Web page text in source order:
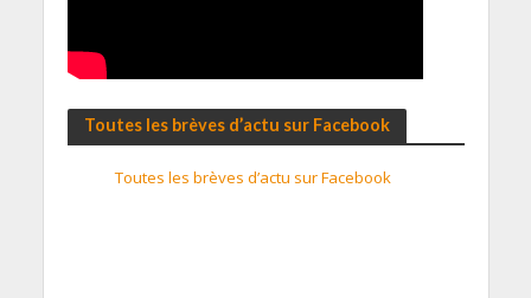
Toutes les brèves d’actu sur Facebook
Toutes les brèves d’actu sur Facebook